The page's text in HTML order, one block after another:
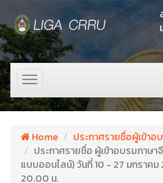
Toggle
navigation
Home
ประกาศรายชื่อผู้เข้าอ
ประกาศรายชื่อ ผู้เข้าอบรมภาษ
แบบออนไลน์) วันที่ 10 - 27 มกราค
20.00 น.